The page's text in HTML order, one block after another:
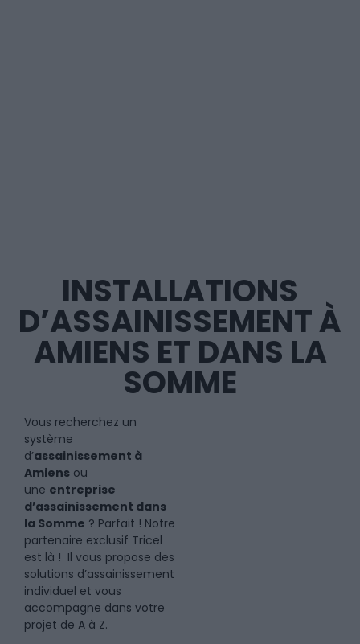
INSTALLATIONS
D’ASSAINISSEMENT À
AMIENS ET DANS LA
SOMME
Vous recherchez un
système
d’assainissement à
Amiens ou
une entreprise
d’assainissement dans
la Somme ? Parfait ! Notre
partenaire exclusif Tricel
est là ! Il vous propose des
solutions d’assainissement
individuel et vous
accompagne dans votre
projet de A à Z.